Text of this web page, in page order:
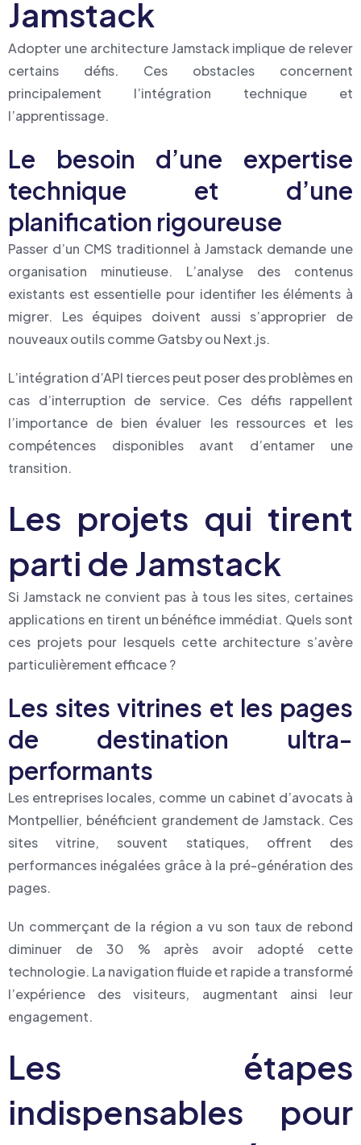
Jamstack
Adopter une architecture Jamstack implique de relever
certains défis. Ces obstacles concernent
principalement l’intégration technique et
l’apprentissage.
Le besoin d’une expertise
technique et d’une
planification rigoureuse
Passer d’un CMS traditionnel à Jamstack demande une
organisation minutieuse. L’analyse des contenus
existants est essentielle pour identifier les éléments à
migrer. Les équipes doivent aussi s’approprier de
nouveaux outils comme Gatsby ou Next.js.
L’intégration d’API tierces peut poser des problèmes en
cas d’interruption de service. Ces défis rappellent
l’importance de bien évaluer les ressources et les
compétences disponibles avant d’entamer une
transition.
Les projets qui tirent
parti de Jamstack
Si Jamstack ne convient pas à tous les sites, certaines
applications en tirent un bénéfice immédiat. Quels sont
ces projets pour lesquels cette architecture s’avère
particulièrement efficace ?
Les sites vitrines et les pages
de destination ultra-
performants
Les entreprises locales, comme un cabinet d’avocats à
Montpellier, bénéficient grandement de Jamstack. Ces
sites vitrine, souvent statiques, offrent des
performances inégalées grâce à la pré-génération des
pages.
Un commerçant de la région a vu son taux de rebond
diminuer de 30 % après avoir adopté cette
technologie. La navigation fluide et rapide a transformé
l’expérience des visiteurs, augmentant ainsi leur
engagement.
Les étapes
indispensables pour